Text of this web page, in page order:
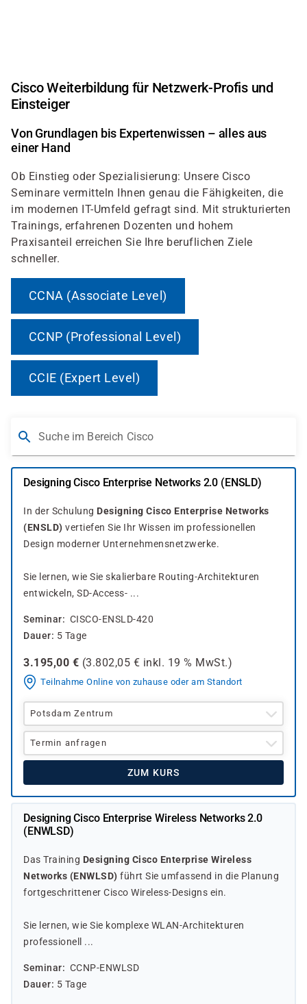
Cisco Weiterbildung für Netzwerk-Profis und
Einsteiger
Von Grundlagen bis Expertenwissen – alles aus
einer Hand
Ob Einstieg oder Spezialisierung: Unsere Cisco
Seminare vermitteln Ihnen genau die Fähigkeiten, die
im modernen IT-Umfeld gefragt sind. Mit strukturierten
Trainings, erfahrenen Dozenten und hohem
Praxisanteil erreichen Sie Ihre beruflichen Ziele
schneller.
CCNA (Associate Level)
CCNP (Professional Level)
CCIE (Expert Level)
Suche im Bereich Cisco
Designing Cisco Enterprise Networks 2.0 (ENSLD)
In der Schulung Designing Cisco Enterprise Networks
(ENSLD) vertiefen Sie Ihr Wissen im professionellen
Design moderner Unternehmensnetzwerke.
Sie lernen, wie Sie skalierbare Routing-Architekturen
entwickeln, SD-Access- ...
Seminar
CISCO-ENSLD-420
Dauer
5 Tage
3.195,00 € (3.802,05 € inkl. 19 % MwSt.)
Teilnahme Online von zuhause oder am Standort
Potsdam Zentrum
Termin anfragen
ZUM KURS
Designing Cisco Enterprise Wireless Networks 2.0
(ENWLSD)
Das Training Designing Cisco Enterprise Wireless
Networks (ENWLSD) führt Sie umfassend in die Planung
fortgeschrittener Cisco Wireless-Designs ein.
Sie lernen, wie Sie komplexe WLAN-Architekturen
professionell ...
Seminar
CCNP-ENWLSD
Dauer
5 Tage